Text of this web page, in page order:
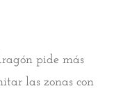
pide más
las zonas con